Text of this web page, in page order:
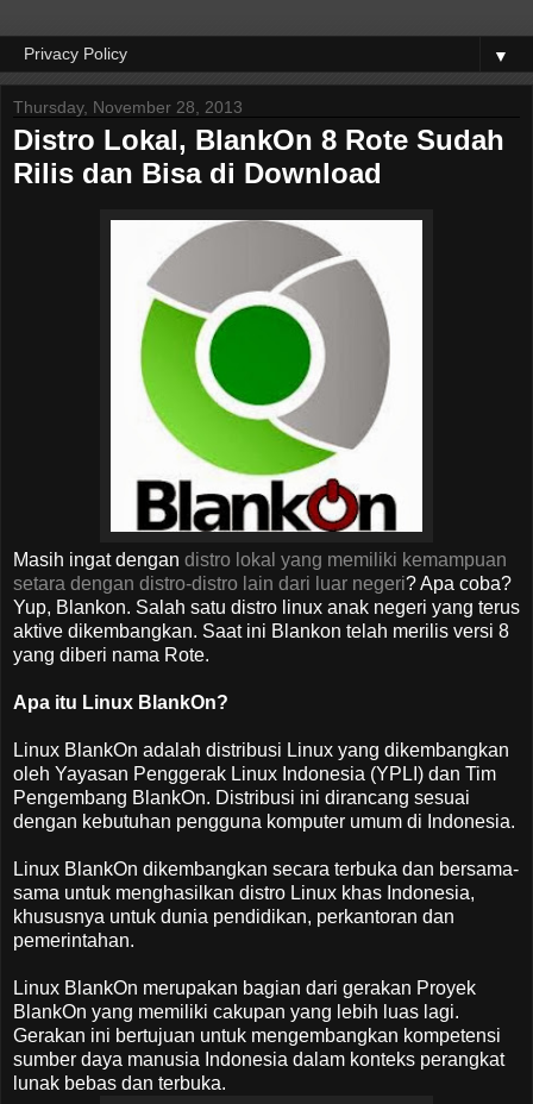
▼
Thursday, November 28, 2013
Distro Lokal, BlankOn 8 Rote Sudah
Rilis dan Bisa di Download
Masih ingat dengan distro lokal yang memiliki kemampuan
setara dengan distro-distro lain dari luar negeri? Apa coba?
Yup, Blankon. Salah satu distro linux anak negeri yang terus
aktive dikembangkan. Saat ini Blankon telah merilis versi 8
yang diberi nama Rote.
Apa itu Linux BlankOn?
Linux BlankOn adalah distribusi Linux yang dikembangkan
oleh Yayasan Penggerak Linux Indonesia (YPLI) dan Tim
Pengembang BlankOn. Distribusi ini dirancang sesuai
dengan kebutuhan pengguna komputer umum di Indonesia.
Linux BlankOn dikembangkan secara terbuka dan bersama-
sama untuk menghasilkan distro Linux khas Indonesia,
khususnya untuk dunia pendidikan, perkantoran dan
pemerintahan.
Linux BlankOn merupakan bagian dari gerakan Proyek
BlankOn yang memiliki cakupan yang lebih luas lagi.
Gerakan ini bertujuan untuk mengembangkan kompetensi
sumber daya manusia Indonesia dalam konteks perangkat
lunak bebas dan terbuka.